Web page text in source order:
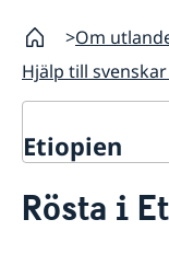
Om
Hjälp till
Etiopien
Hjälp till
Rösta i